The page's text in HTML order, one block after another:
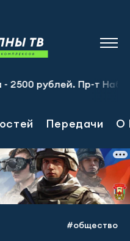
Пр-т
Передачи О
#общество